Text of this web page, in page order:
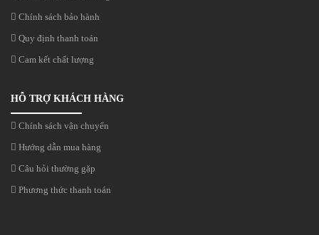
Chính sách bảo hành
Quy định thanh toán
Cam kết chất lượng
HỖ TRỢ KHÁCH HÀNG
Chính sách vận chuyển
Hướng dẫn mua hàng
Câu hỏi thường gặp
Phương thức thanh toán